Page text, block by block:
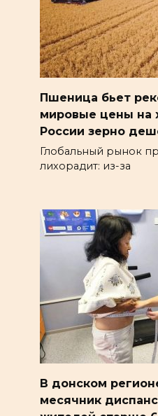
Пшеница бьет
мировые цены на
России зерно
Глобальный рынок
лихорадит: из-за
В донском
месячник